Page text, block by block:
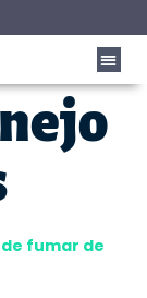
fumar de